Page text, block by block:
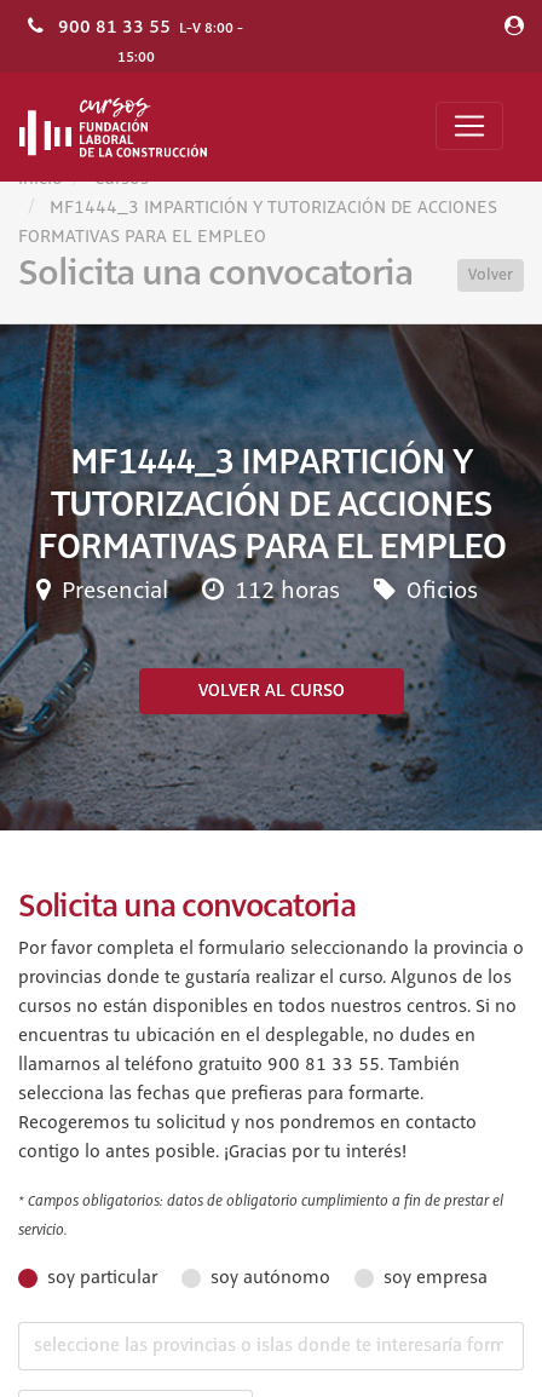
900 81 33 55 L-V 8:00 -
15:00
Inicio
Cursos
MF1444_3 IMPARTICIÓN Y TUTORIZACIÓN DE ACCIONES
FORMATIVAS PARA EL EMPLEO
Solicita una convocatoria Volver
MF1444_3 IMPARTICIÓN Y
TUTORIZACIÓN DE ACCIONES
FORMATIVAS PARA EL EMPLEO
Presencial 112 horas Oficios
VOLVER AL CURSO
Solicita una convocatoria
Por favor completa el formulario seleccionando la provincia o
provincias donde te gustaría realizar el curso. Algunos de los
cursos no están disponibles en todos nuestros centros. Si no
encuentras tu ubicación en el desplegable, no dudes en
llamarnos al teléfono gratuito 900 81 33 55. También
selecciona las fechas que prefieras para formarte.
Recogeremos tu solicitud y nos pondremos en contacto
contigo lo antes posible. ¡Gracias por tu interés!
* Campos obligatorios: datos de obligatorio cumplimiento a fin de prestar el
servicio.
soy particular soy autónomo soy empresa